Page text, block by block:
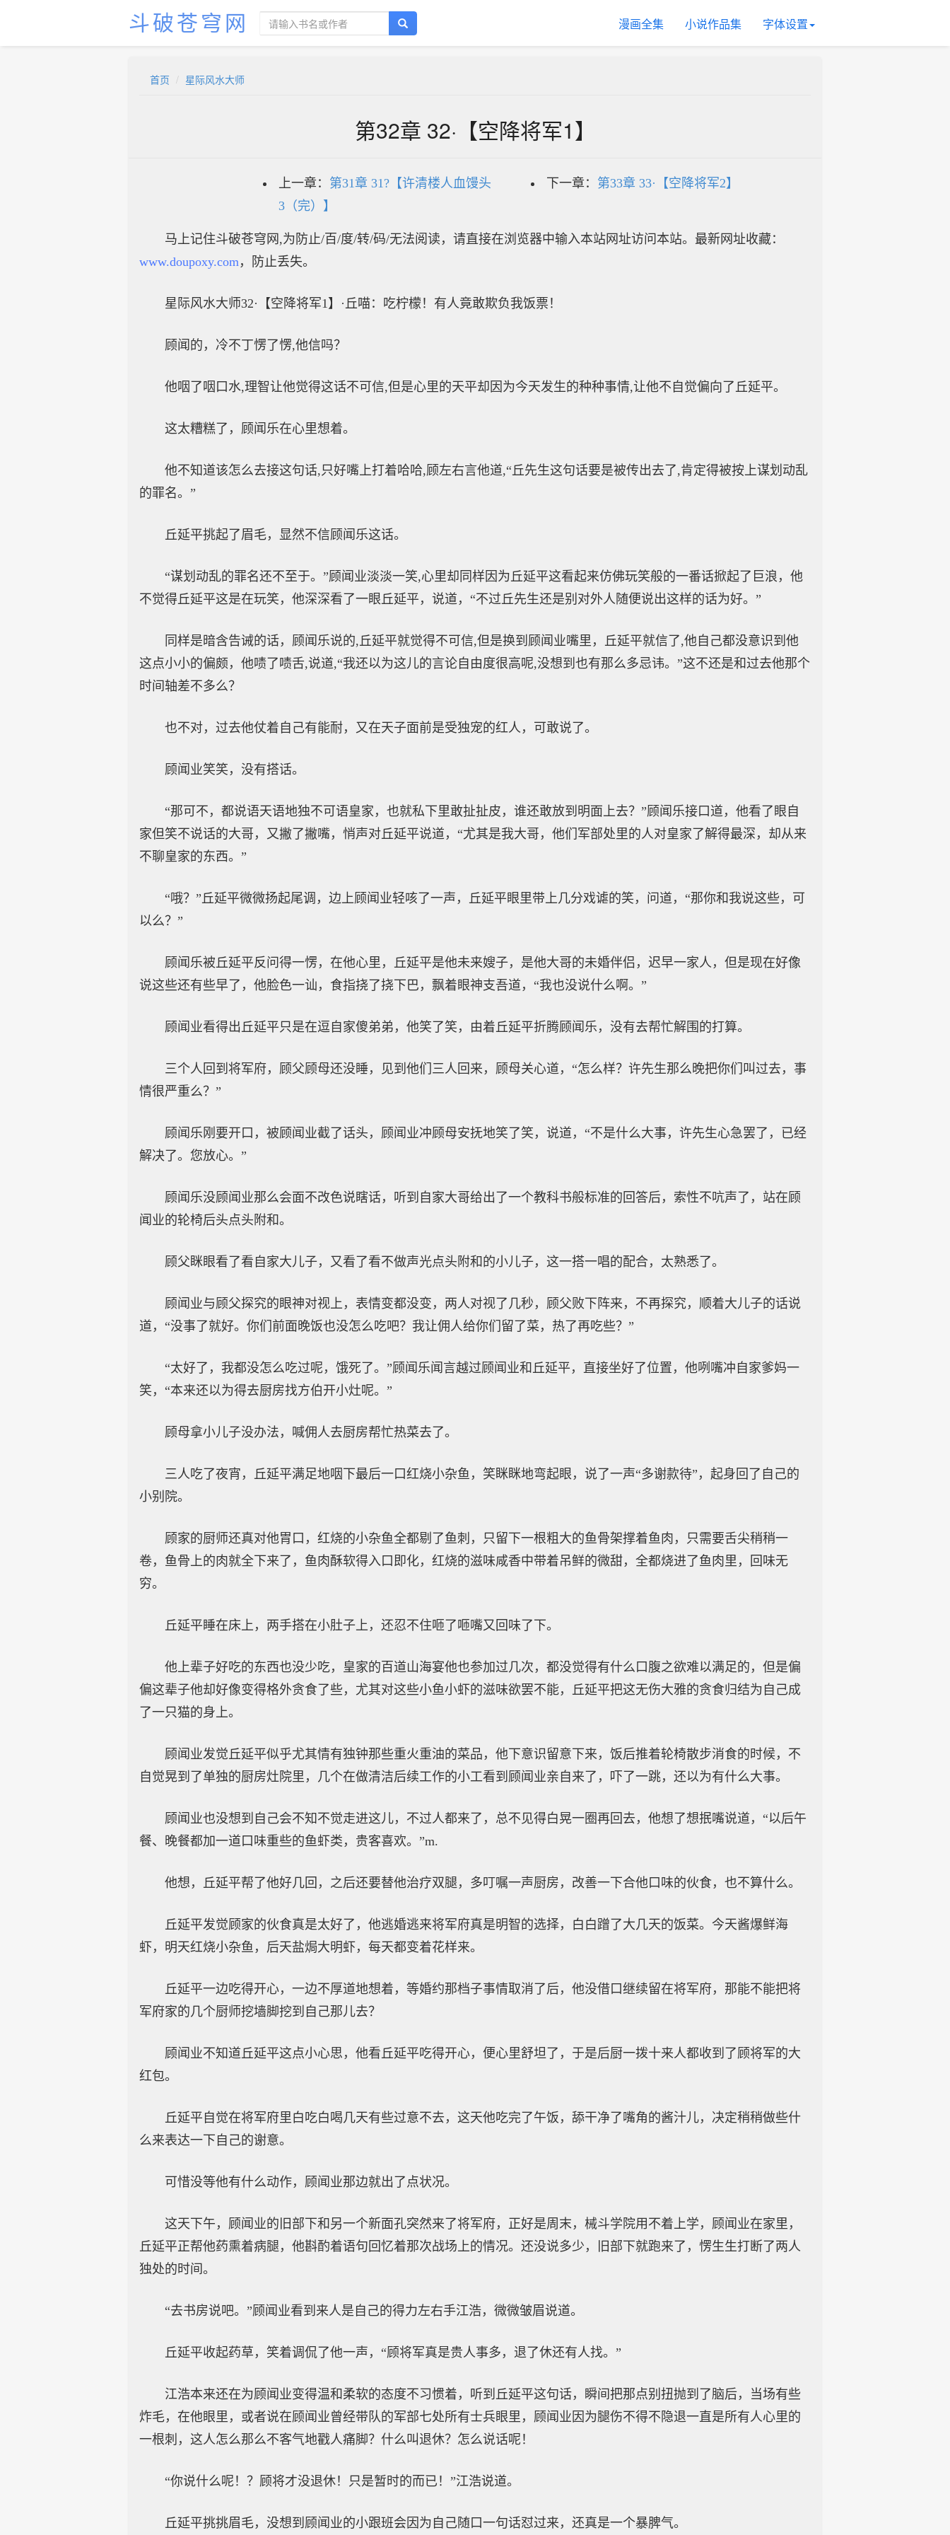
斗破苍穹网 漫画全集 小说作品集 字体设置
首页 星际风水大师
第32章 32·【空降将军1】
上一章： 第31章 31?【许清楼人血馒头
3（完）】
下一章： 第33章 33·【空降将军2】
马上记住斗破苍穹网,为防止/百/度/转/码/无法阅读，请直接在浏览器中输入本站网址访问本站。最新网址收藏：
www.doupoxy.com，防止丢失。
星际风水大师32·【空降将军1】·丘喵：吃柠檬！有人竟敢欺负我饭票！
顾闻的，冷不丁愣了愣,他信吗？
他咽了咽口水,理智让他觉得这话不可信,但是心里的天平却因为今天发生的种种事情,让他不自觉偏向了丘延平。
这太糟糕了，顾闻乐在心里想着。
他不知道该怎么去接这句话,只好嘴上打着哈哈,顾左右言他道,“丘先生这句话要是被传出去了,肯定得被按上谋划动乱
的罪名。”
丘延平挑起了眉毛，显然不信顾闻乐这话。
“谋划动乱的罪名还不至于。”顾闻业淡淡一笑,心里却同样因为丘延平这看起来仿佛玩笑般的一番话掀起了巨浪，他
不觉得丘延平这是在玩笑，他深深看了一眼丘延平，说道，“不过丘先生还是别对外人随便说出这样的话为好。”
同样是暗含告诫的话，顾闻乐说的,丘延平就觉得不可信,但是换到顾闻业嘴里，丘延平就信了,他自己都没意识到他
这点小小的偏颇，他啧了啧舌,说道,“我还以为这儿的言论自由度很高呢,没想到也有那么多忌讳。”这不还是和过去他那个
时间轴差不多么？
也不对，过去他仗着自己有能耐，又在天子面前是受独宠的红人，可敢说了。
顾闻业笑笑，没有搭话。
“那可不，都说语天语地独不可语皇家，也就私下里敢扯扯皮，谁还敢放到明面上去？”顾闻乐接口道，他看了眼自
家但笑不说话的大哥，又撇了撇嘴，悄声对丘延平说道，“尤其是我大哥，他们军部处里的人对皇家了解得最深，却从来
不聊皇家的东西。”
“哦？”丘延平微微扬起尾调，边上顾闻业轻咳了一声，丘延平眼里带上几分戏谑的笑，问道，“那你和我说这些，可
以么？”
顾闻乐被丘延平反问得一愣，在他心里，丘延平是他未来嫂子，是他大哥的未婚伴侣，迟早一家人，但是现在好像
说这些还有些早了，他脸色一讪，食指挠了挠下巴，飘着眼神支吾道，“我也没说什么啊。”
顾闻业看得出丘延平只是在逗自家傻弟弟，他笑了笑，由着丘延平折腾顾闻乐，没有去帮忙解围的打算。
三个人回到将军府，顾父顾母还没睡，见到他们三人回来，顾母关心道，“怎么样？许先生那么晚把你们叫过去，事
情很严重么？”
顾闻乐刚要开口，被顾闻业截了话头，顾闻业冲顾母安抚地笑了笑，说道，“不是什么大事，许先生心急罢了，已经
解决了。您放心。”
顾闻乐没顾闻业那么会面不改色说瞎话，听到自家大哥给出了一个教科书般标准的回答后，索性不吭声了，站在顾
闻业的轮椅后头点头附和。
顾父眯眼看了看自家大儿子，又看了看不做声光点头附和的小儿子，这一搭一唱的配合，太熟悉了。
顾闻业与顾父探究的眼神对视上，表情变都没变，两人对视了几秒，顾父败下阵来，不再探究，顺着大儿子的话说
道，“没事了就好。你们前面晚饭也没怎么吃吧？我让佣人给你们留了菜，热了再吃些？”
“太好了，我都没怎么吃过呢，饿死了。”顾闻乐闻言越过顾闻业和丘延平，直接坐好了位置，他咧嘴冲自家爹妈一
笑，“本来还以为得去厨房找方伯开小灶呢。”
顾母拿小儿子没办法，喊佣人去厨房帮忙热菜去了。
三人吃了夜宵，丘延平满足地咽下最后一口红烧小杂鱼，笑眯眯地弯起眼，说了一声“多谢款待”，起身回了自己的
小别院。
顾家的厨师还真对他胃口，红烧的小杂鱼全都剔了鱼刺，只留下一根粗大的鱼骨架撑着鱼肉，只需要舌尖稍稍一
卷，鱼骨上的肉就全下来了，鱼肉酥软得入口即化，红烧的滋味咸香中带着吊鲜的微甜，全都烧进了鱼肉里，回味无
穷。
丘延平睡在床上，两手搭在小肚子上，还忍不住咂了咂嘴又回味了下。
他上辈子好吃的东西也没少吃，皇家的百道山海宴他也参加过几次，都没觉得有什么口腹之欲难以满足的，但是偏
偏这辈子他却好像变得格外贪食了些，尤其对这些小鱼小虾的滋味欲罢不能，丘延平把这无伤大雅的贪食归结为自己成
了一只猫的身上。
顾闻业发觉丘延平似乎尤其情有独钟那些重火重油的菜品，他下意识留意下来，饭后推着轮椅散步消食的时候，不
自觉晃到了单独的厨房灶院里，几个在做清洁后续工作的小工看到顾闻业亲自来了，吓了一跳，还以为有什么大事。
顾闻业也没想到自己会不知不觉走进这儿，不过人都来了，总不见得白晃一圈再回去，他想了想抿嘴说道，“以后午
餐、晚餐都加一道口味重些的鱼虾类，贵客喜欢。”m.
他想，丘延平帮了他好几回，之后还要替他治疗双腿，多叮嘱一声厨房，改善一下合他口味的伙食，也不算什么。
丘延平发觉顾家的伙食真是太好了，他逃婚逃来将军府真是明智的选择，白白蹭了大几天的饭菜。今天酱爆鲜海
虾，明天红烧小杂鱼，后天盐焗大明虾，每天都变着花样来。
丘延平一边吃得开心，一边不厚道地想着，等婚约那档子事情取消了后，他没借口继续留在将军府，那能不能把将
军府家的几个厨师挖墙脚挖到自己那儿去？
顾闻业不知道丘延平这点小心思，他看丘延平吃得开心，便心里舒坦了，于是后厨一拨十来人都收到了顾将军的大
红包。
丘延平自觉在将军府里白吃白喝几天有些过意不去，这天他吃完了午饭，舔干净了嘴角的酱汁儿，决定稍稍做些什
么来表达一下自己的谢意。
可惜没等他有什么动作，顾闻业那边就出了点状况。
这天下午，顾闻业的旧部下和另一个新面孔突然来了将军府，正好是周末，械斗学院用不着上学，顾闻业在家里，
丘延平正帮他药熏着病腿，他斟酌着语句回忆着那次战场上的情况。还没说多少，旧部下就跑来了，愣生生打断了两人
独处的时间。
“去书房说吧。”顾闻业看到来人是自己的得力左右手江浩，微微皱眉说道。
丘延平收起药草，笑着调侃了他一声，“顾将军真是贵人事多，退了休还有人找。”
江浩本来还在为顾闻业变得温和柔软的态度不习惯着，听到丘延平这句话，瞬间把那点别扭抛到了脑后，当场有些
炸毛，在他眼里，或者说在顾闻业曾经带队的军部七处所有士兵眼里，顾闻业因为腿伤不得不隐退一直是所有人心里的
一根刺，这人怎么那么不客气地戳人痛脚？什么叫退休？怎么说话呢！
“你说什么呢！？顾将才没退休！只是暂时的而已！”江浩说道。
丘延平挑挑眉毛，没想到顾闻业的小跟班会因为自己随口一句话怼过来，还真是一个暴脾气。